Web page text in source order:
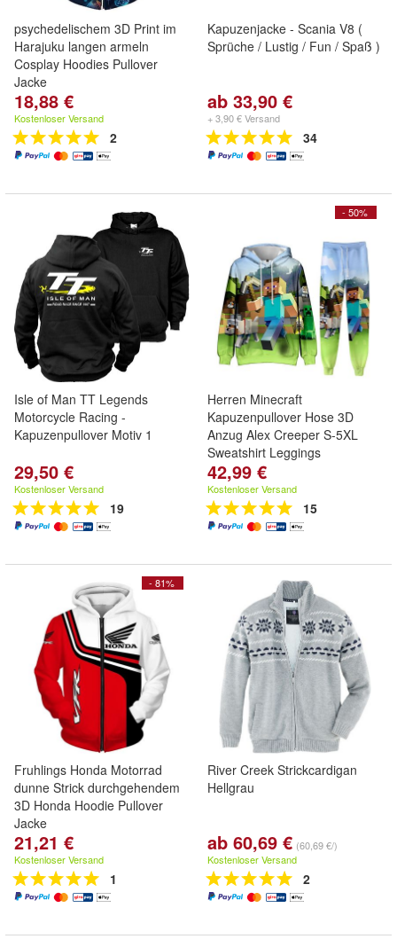
psychedelischem 3D Print im
Harajuku langen armeln
Cosplay Hoodies Pullover
Jacke
18,88 €
Kostenloser Versand
2
Kapuzenjacke - Scania V8 (
Sprüche / Lustig / Fun / Spaß )
ab 33,90 €
+ 3,90 € Versand
34
Isle of Man TT Legends
Motorcycle Racing -
Kapuzenpullover Motiv 1
29,50 €
Kostenloser Versand
19
- 50%
Herren Minecraft
Kapuzenpullover Hose 3D
Anzug Alex Creeper S-5XL
Sweatshirt Leggings
42,99 €
Kostenloser Versand
15
- 81%
Fruhlings Honda Motorrad
dunne Strick durchgehendem
3D Honda Hoodie Pullover
Jacke
21,21 €
Kostenloser Versand
1
River Creek Strickcardigan
Hellgrau
ab 60,69 € (60,69 €/)
Kostenloser Versand
2